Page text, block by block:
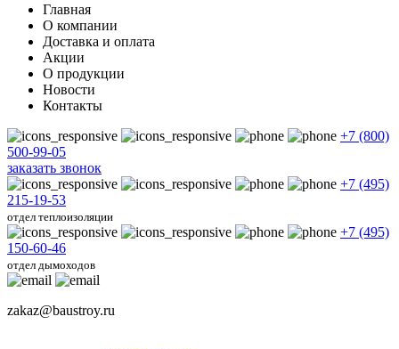
Главная
О компании
Доставка и оплата
Акции
О продукции
Новости
Контакты
+7 (800)
500-99-05
заказать звонок
+7 (495)
215-19-53
отдел теплоизоляции
+7 (495)
150-60-46
отдел дымоходов
zakaz@baustroy.ru